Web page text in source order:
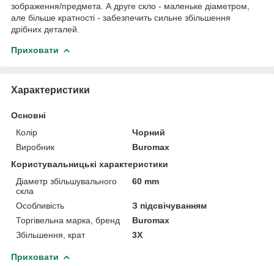
зображення/предмета. А друге скло - маленьке діаметром,
але більше кратності - забезпечить сильне збільшення
дрібних деталей.
Приховати
Характеристики
Основні
Колір
Чорний
Виробник
Buromax
Користувальницькі характеристики
Діаметр збільшувального
скла
60 mm
Особливість
З підсвічуванням
Торгівельна марка, бренд
Buromax
Збільшення, крат
3Х
Приховати